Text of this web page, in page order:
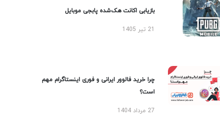
بازیابی اکانت هک‌شده پابجی موبایل
چرا خرید فالوور ایرانی و فوری اینستاگرام مهم
است؟
27 مرداد 1404